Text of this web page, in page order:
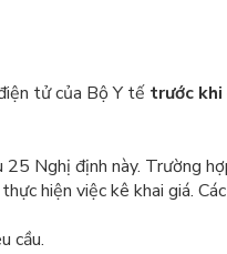
tử của Bộ Y tế trước
Nghị định này. Trường
hiện việc kê khai giá.
cầu.